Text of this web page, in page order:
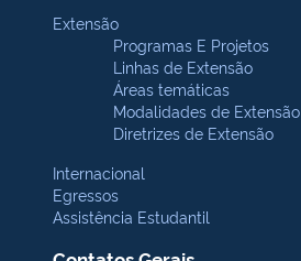
Extensão
Programas E Projetos
Linhas de Extensão
Áreas temáticas
Modalidades de Extensão
Diretrizes de Extensão
Internacional
Egressos
Assistência Estudantil